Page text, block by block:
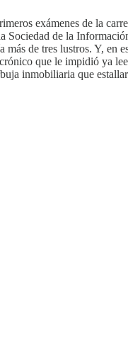
exámenes de la
Sociedad de la
de tres lustros. Y, en
que le impidió ya
inmobiliaria que